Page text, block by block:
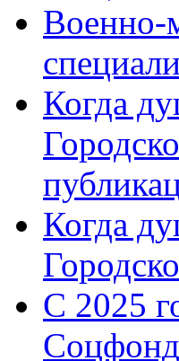
Военно-
Когда
Когда
С 2025